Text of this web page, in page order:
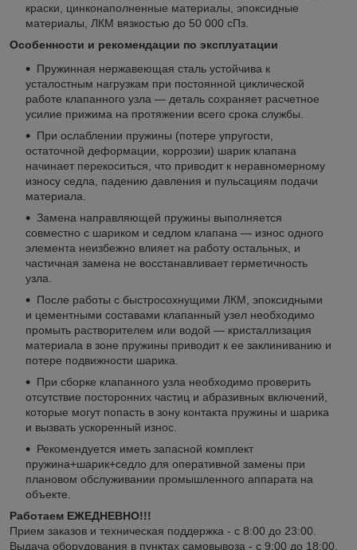
краски, цинконаполненные материалы, эпоксидные
материалы, ЛКМ вязкостью до 50 000 сПз.
Особенности и рекомендации по эксплуатации
Пружинная нержавеющая сталь устойчива к
усталостным нагрузкам при постоянной циклической
работе клапанного узла — деталь сохраняет расчетное
усилие прижима на протяжении всего срока службы.
При ослаблении пружины (потере упругости,
остаточной деформации, коррозии) шарик клапана
начинает перекоситься, что приводит к неравномерному
износу седла, падению давления и пульсациям подачи
материала.
Замена направляющей пружины выполняется
совместно с шариком и седлом клапана — износ одного
элемента неизбежно влияет на работу остальных, и
частичная замена не восстанавливает герметичность
узла.
После работы с быстросохнущими ЛКМ, эпоксидными
и цементными составами клапанный узел необходимо
промыть растворителем или водой — кристаллизация
материала в зоне пружины приводит к ее заклиниванию и
потере подвижности шарика.
При сборке клапанного узла необходимо проверить
отсутствие посторонних частиц и абразивных включений,
которые могут попасть в зону контакта пружины и шарика
и вызвать ускоренный износ.
Рекомендуется иметь запасной комплект
пружина+шарик+седло для оперативной замены при
плановом обслуживании промышленного аппарата на
объекте.
Работаем ЕЖЕДНЕВНО!!!
Прием заказов и техническая поддержка - с 8:00 до 23:00.
Выдача оборудования в пунктах самовывоза - с 9:00 до 18:00.